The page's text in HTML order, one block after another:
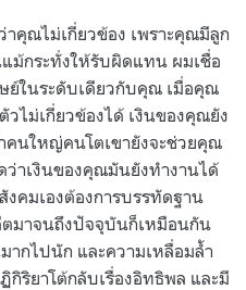
าคุณไม่เกี่ยวข้อง เพราะคุณมีลูก
ม้กระทั่งให้รับผิดแทน ผมเชื่อ
ย์ในระดับเดียวกับคุณ เมื่อคุณ
ไม่เกี่ยวข้องได้ เงินของคุณยัง
นใหญ่คนโตเขายังจะช่วยคุณ
ว่าเงินของคุณมันยังทำงานได้
คมเองต้องการบรรทัดฐาน
มาจนถึงปัจจุบันก็เหมือนกัน
ากไปนัก และความเหลื่อมล้ำ
ริยาโต้กลับเรื่องอิทธิพล และมี